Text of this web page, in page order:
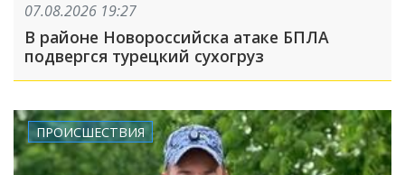
07.08.2026 19:27
В районе Новороссийска атаке БПЛА
подвергся турецкий сухогруз
ПРОИСШЕСТВИЯ